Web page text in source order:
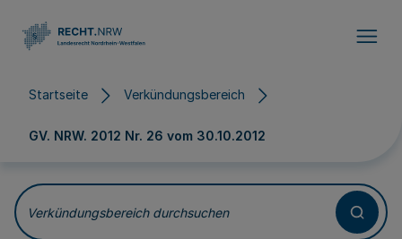
Startseite Verkündungsbereich
GV. NRW. 2012 Nr. 26 vom 30.10.2012
Verkündungsbereich durchsuchen